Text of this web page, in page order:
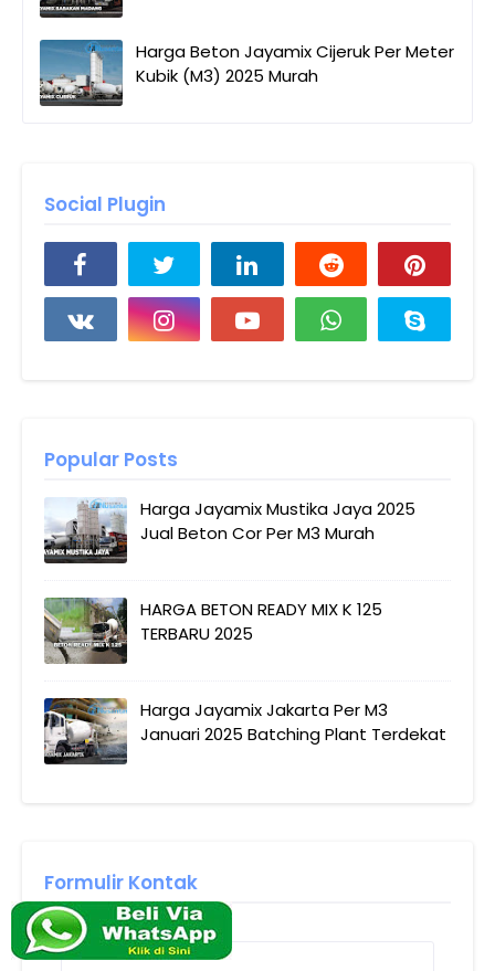
Harga Beton Jayamix Cijeruk Per Meter
Kubik (M3) 2025 Murah
Social Plugin
Popular Posts
Harga Jayamix Mustika Jaya 2025
Jual Beton Cor Per M3 Murah
HARGA BETON READY MIX K 125
TERBARU 2025
Harga Jayamix Jakarta Per M3
Januari 2025 Batching Plant Terdekat
Formulir Kontak
Nama